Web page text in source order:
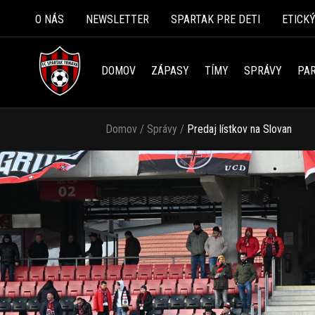
O NÁS NEWSLETTER SPARTAK PRE DETI
DOMOV ZÁPASY TÍMY SPRÁVY
Domov / Správy / Predaj lístkov na Slovan